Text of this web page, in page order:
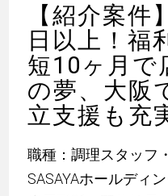
【紹介案件
日以上！福
短10ヶ月で
の夢、大阪
立支援も充
職種：調理スタッフ
SASAYAホールディ